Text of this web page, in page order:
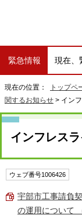
緊急情報 現在、
現在の位置： トップペ
関するお知らせ > イン
インフレス
ウェブ番号1006426
宇部市工事請負
の運用について